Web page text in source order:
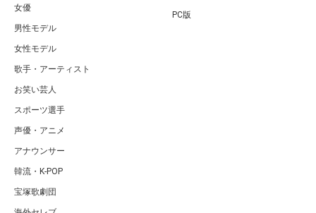
女優
男性モデル
女性モデル
歌手・アーティスト
お笑い芸人
スポーツ選手
声優・アニメ
アナウンサー
韓流・K-POP
宝塚歌劇団
PC版